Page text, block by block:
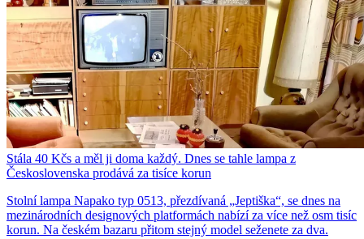
Stála 40 Kčs a měl ji doma každý. Dnes se tahle lampa z
Československa prodává za tisíce korun
Stolní lampa Napako typ 0513, přezdívaná „Jeptiška“, se dnes na
mezinárodních designových platformách nabízí za více než osm tisíc
korun. Na českém bazaru přitom stejný model seženete za dva.